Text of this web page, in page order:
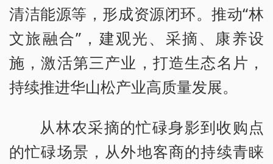
清洁能源等，形成资源闭环。推动“林
文旅融合”，建观光、采摘、康养设
施，激活第三产业，打造生态名片，
持续推进华山松产业高质量发展。
从林农采摘的忙碌身影到收购点
的忙碌场景，从外地客商的持续青睐